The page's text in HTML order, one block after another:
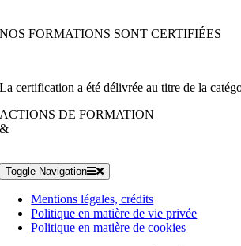
NOS FORMATIONS SONT CERTIFIÉES
La certification a été délivrée au titre de la
ACTIONS DE FORMATION
&
Toggle Navigation
Mentions légales, crédits
Politique en matière de vie privée
Politique en matière de cookies